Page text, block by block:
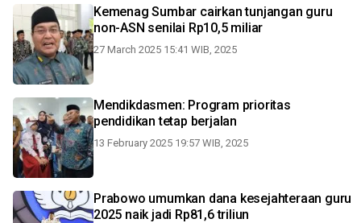
Kemenag Sumbar cairkan tunjangan guru
non-ASN senilai Rp10,5 miliar
27 March 2025 15:41 WIB, 2025
Mendikdasmen: Program prioritas
pendidikan tetap berjalan
13 February 2025 19:57 WIB, 2025
Prabowo umumkan dana kesejahteraan guru
2025 naik jadi Rp81,6 triliun